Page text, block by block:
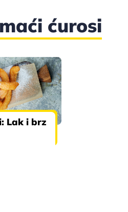
ćurosi
Lak i brz